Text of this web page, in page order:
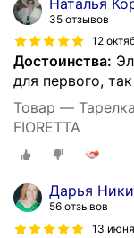
35 отзывов
12
Достоинства:
для первого,
Товар —
FIORETTA
Дарья
56 отзывов
13